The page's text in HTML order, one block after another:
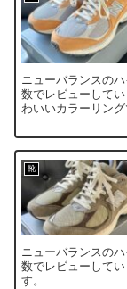
ニューバランスの
数でレビューして
わいいカラーリング
靴
ニューバランスの
数でレビューして
す。